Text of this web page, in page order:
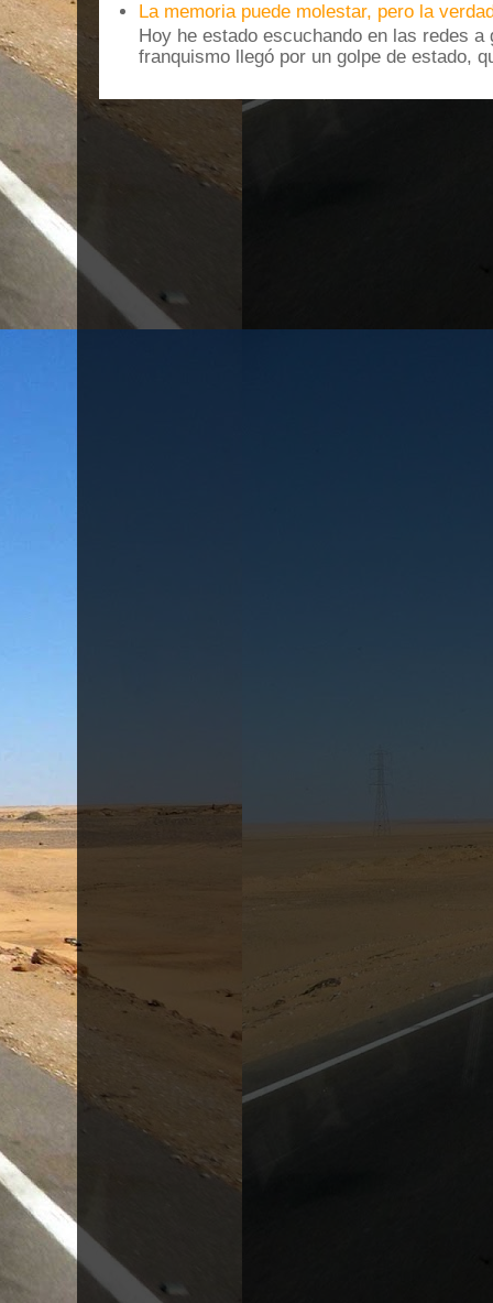
La memoria puede molestar, pero la
Hoy he estado escuchando en las redes a
franquismo llegó por un golpe de estado,